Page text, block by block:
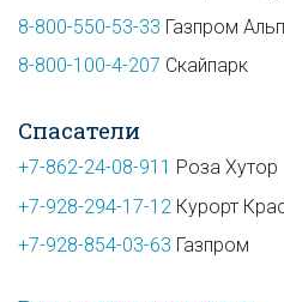
8-800-550-53-33 Газпром
8-800-100-4-207 Скайпарк
Спасатели
+7-862-24-08-911 Роза Хутор
+7-928-294-17-12 Курорт
+7-928-854-03-63 Газпром